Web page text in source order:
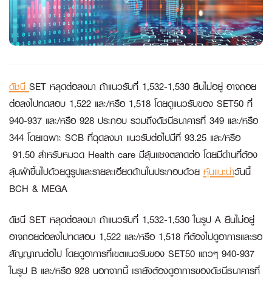
ดัชนี SET หลุดต่อลงมา ถ้าแนวรับที่ 1,532-1,530 ยืนไม่อยู่ อาจถอย
ต่อลงไปทดสอบ 1,522 และ/หรือ 1,518 โดยดูแนวรับของ SET50 ที่
940-937 และ/หรือ 928 ประกอบ รวมถึงดัชนีธนาคารที่ 349 และ/หรือ
344 โดยเฉพาะ SCB ที่ฉุดลงมา แนวรับต่อไปมีที่ 93.25 และ/หรือ
91.50 สำหรับหมวด Health care มีลุ้นแซงตลาดต่อ โดยมีด่านที่ต้อง
ลุ้นฝ่าขึ้นไปด้วยดูรูปและรายละเอียดด้านในประกอบด้วย หุ้นแนะนำวันนี้
BCH & MEGA
ดัชนี SET หลุดต่อลงมา ถ้าแนวรับที่ 1,532-1,530 ในรูป A ยืนไม่อยู่
อาจถอยต่อลงไปทดสอบ 1,522 และ/หรือ 1,518 ทีต้องไปดูอาการและรอ
สัญญาณต่อไป โดยดูอาการที่เขตแนวรับของ SET50 แถวๆ 940-937
ในรูป B และ/หรือ 928 นอกจากนี้ เรายังต้องดูอาการของดัชนีธนาคารที่